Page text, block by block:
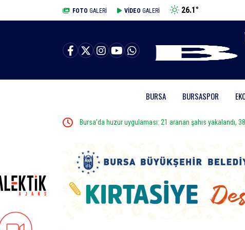
FOTO GALERİ VİDEO GALERİ 26.1°
BURSA BURSASPOR
Bursa’da huzur uygulaması: 21 aranan şahıs yakalandı,